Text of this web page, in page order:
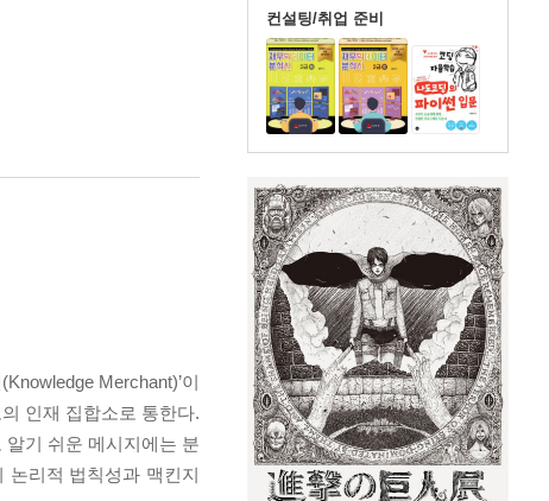
컨설팅/취업 준비
Merchant)’이
인재 집합소로 통한다.
기 쉬운 메시지에는 분
논리적 법칙성과 맥킨지